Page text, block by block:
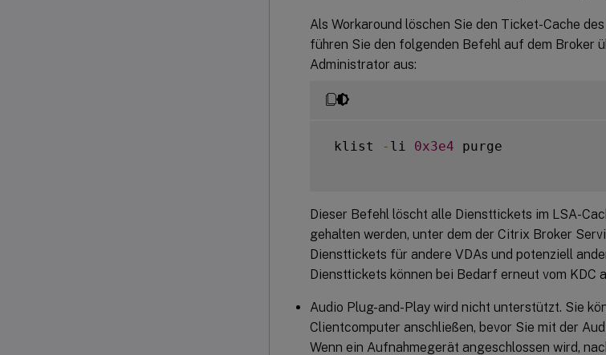
Als Workaround löschen Sie den Ticket-Cache
führen Sie den folgenden Befehl auf dem Broker
Administrator aus:
klist - li 0x3e4 purge
Dieser Befehl löscht alle Diensttickets im LSA-
gehalten werden, unter dem der Citrix Broker
Diensttickets für andere VDAs und potenziell
Diensttickets können bei Bedarf erneut vom KDC
Audio Plug-and-Play wird nicht unterstützt. Sie
Clientcomputer anschließen, bevor Sie mit der
Wenn ein Aufnahmegerät angeschlossen wird,